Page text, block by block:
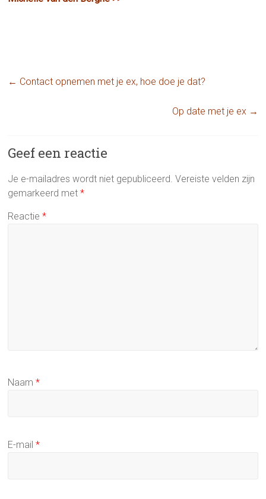
← Contact opnemen met je ex, hoe doe je dat?
Op date met je ex →
Geef een reactie
Je e-mailadres wordt niet gepubliceerd. Vereiste velden zijn
gemarkeerd met*
Reactie*
Naam*
E-mail*